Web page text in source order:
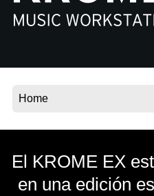
Ubicación
El KROME EX
en una edición